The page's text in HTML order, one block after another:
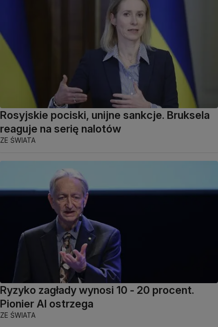
Rosyjskie pociski, unijne sankcje. Bruksela
reaguje na serię nalotów
ZE ŚWIATA
Ryzyko zagłady wynosi 10 - 20 procent.
Pionier AI ostrzega
ZE ŚWIATA